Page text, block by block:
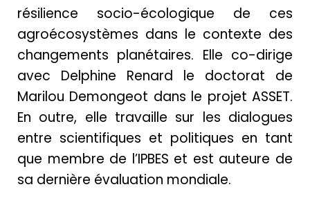
résilience socio-écologique de ces
agroécosystèmes dans le contexte des
changements planétaires. Elle co-dirige
avec Delphine Renard le doctorat de
Marilou Demongeot dans le projet ASSET.
En outre, elle travaille sur les dialogues
entre scientifiques et politiques en tant
que membre de l’IPBES et est auteure de
sa dernière évaluation mondiale.